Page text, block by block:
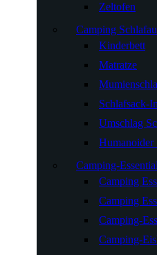
Zeltofen
Camping
Kinderbett
Matratze
Schlafsack-
Umschlag
Humanoider
Camping-
Camping
Camping
Camping-
Camping-